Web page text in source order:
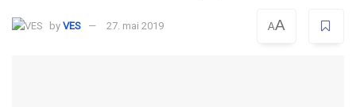
by VES 27. mai 2019 AA